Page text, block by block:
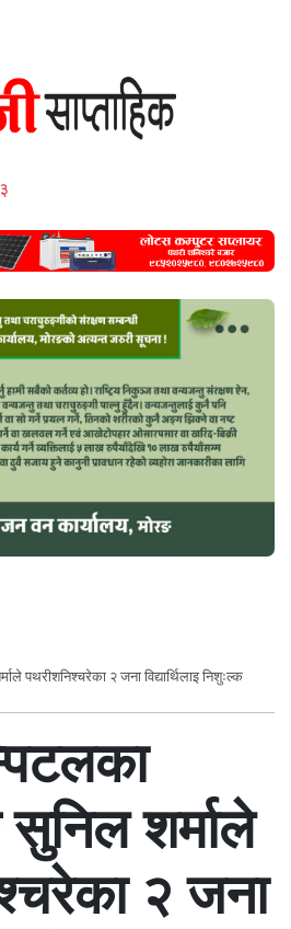
पथरीशनिश्चरेका २ जना विद्यार्थिलाइ निशुःल्क
शर्माले
२ जना